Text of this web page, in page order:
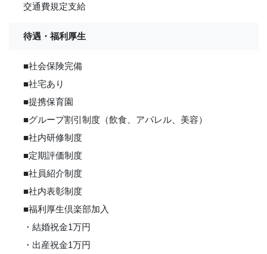
交通費規定支給
待遇・福利厚生
■社会保険完備
■社宅あり
■提携保育園
■グループ割引制度（飲食、アパレル、美容）
■社内研修制度
■定期評価制度
■社員紹介制度
■社内表彰制度
■福利厚生倶楽部加入
・結婚祝金1万円
・出産祝金1万円